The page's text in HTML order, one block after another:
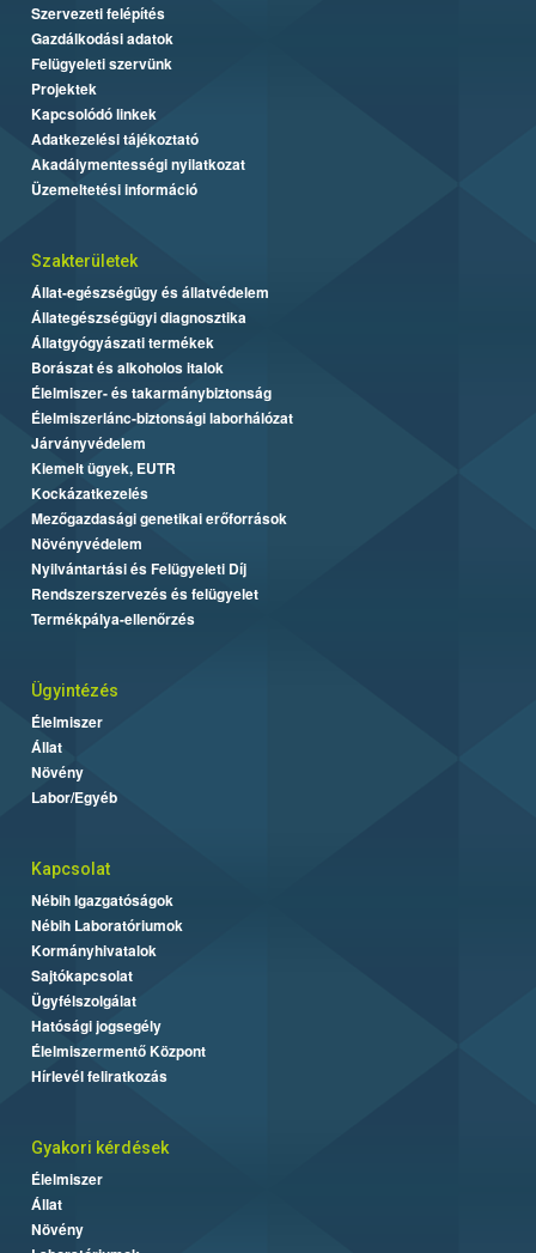
Szervezeti felépítés
Gazdálkodási adatok
Felügyeleti szervünk
Projektek
Kapcsolódó linkek
Adatkezelési tájékoztató
Akadálymentességi nyilatkozat
Üzemeltetési információ
Szakterületek
Állat-egészségügy és állatvédelem
Állategészségügyi diagnosztika
Állatgyógyászati termékek
Borászat és alkoholos italok
Élelmiszer- és takarmánybiztonság
Élelmiszerlánc-biztonsági laborhálózat
Járványvédelem
Kiemelt ügyek, EUTR
Kockázatkezelés
Mezőgazdasági genetikai erőforrások
Növényvédelem
Nyilvántartási és Felügyeleti Díj
Rendszerszervezés és felügyelet
Termékpálya-ellenőrzés
Ügyintézés
Élelmiszer
Állat
Növény
Labor/Egyéb
Kapcsolat
Nébih Igazgatóságok
Nébih Laboratóriumok
Kormányhivatalok
Sajtókapcsolat
Ügyfélszolgálat
Hatósági jogsegély
Élelmiszermentő Központ
Hírlevél feliratkozás
Gyakori kérdések
Élelmiszer
Állat
Növény